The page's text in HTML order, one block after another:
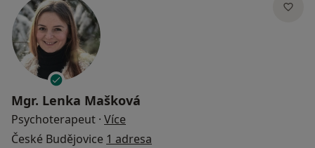
Mgr. Lenka Mašková
Psychoterapeut · Více
České Budějovice 1 adresa